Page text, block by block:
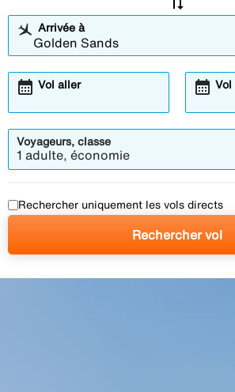
Arrivée à
Vol aller
calendar_month Vol
calendar_month
Voyageurs, classe
1 adulte, économie
Rechercher uniquement les vols directs
Rechercher vol